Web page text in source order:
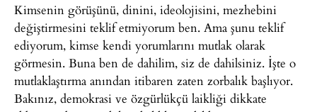
Kimsenin görüşünü, dinini, ideolojisini, mezhebini
değiştirmesini teklif etmiyorum ben. Ama şunu teklif
ediyorum, kimse kendi yorumlarını mutlak olarak
görmesin. Buna ben de dahilim, siz de dahilsiniz. İşte o
mutlaklaştırma anından itibaren zaten zorbalık başlıyor.
Bakınız, demokrasi ve özgürlükçü laikliği dikkate